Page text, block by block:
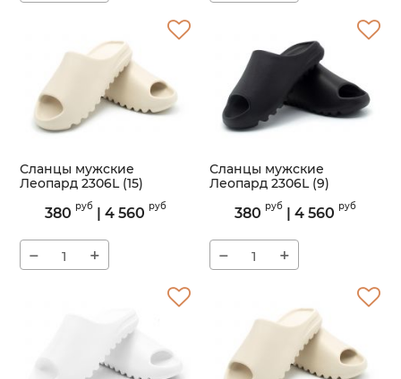
Сланцы мужские
Леопард 2306L (15)
2306L
380 руб| 4 560 руб
− +
Сланцы мужские
Леопард 2306L (9)
2306L
380 руб| 4 560 руб
− +